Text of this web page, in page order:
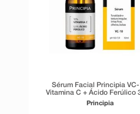
Sérum Facial Principia
Vitamina C + Ácido Ferúlico
Principia